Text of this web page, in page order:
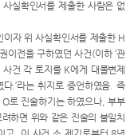
실확인서를 제출한 사람은 없
자 위 사실확인서를 제출한 H
이전을 구하였던 사건(이하‘관
사건 각 토지를 K에게 대물변제
다.’라는 취지로 증언하였음 .즉
O로 진술하기는 하였으나,부부
하면 위와 같은 진술의 불일치